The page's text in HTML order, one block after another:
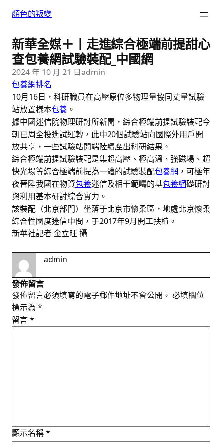
顏色的叛變
新華全媒＋丨走進綜合極端前提甜心
查包養網試驗裝配_中國網
2024 年 10 月 21 日admin
包養網排名
10月16日，科研職員在高壓原位多物理量協同丈量試驗
站放置樣本包養 。
據中國迷信院物理研討所新聞，綜合極端前提試驗裝配今
朝已周全投進試運轉，此中20個試驗站向國際外用戶開
放共享，一些試驗站開端陸續產出科研結果。
綜合極端前提試驗裝配是集超高壓、極高溫、強磁場、超
快光場等綜合極端前提為一體的試驗裝配包養網 ，可極年
夜晉陞我國在物資包養迷信及相干範疇的基包養網礎研討
與利用基本研討綜合實力。
該裝配（北京部門）坐落于北京市懷柔區，地處北京懷柔
綜合性國度迷信中間，于2017年9月開工扶植。
新華社記者 金立旺 攝
admin
發佈留言
發佈留言必須填寫的電子郵件地址不會公開。 必填欄位
標示為 *
留言*
顯示名稱*